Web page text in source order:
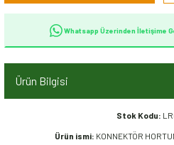
Whatsapp Üzerinden İletişime
Ürün Bilgisi
Stok Kodu:
Ürün ismi: KONNEKTÖR